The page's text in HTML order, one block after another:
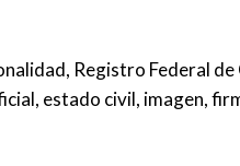
Registro Federal
estado civil, imagen,